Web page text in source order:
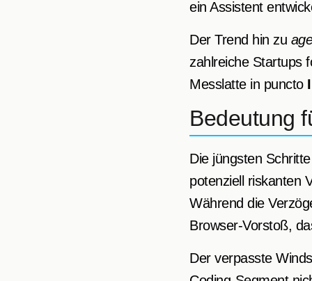
ein Assistent
Der Trend hin zu
zahlreiche Startups
Messlatte in puncto
Bedeutung
Die jüngsten
potenziell riskanten
Während die
Browser-Vorstoß,
Der verpasste